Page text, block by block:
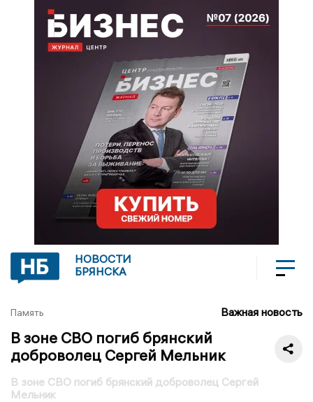
НОВОСТИ
БРЯНСКА
Память Важная новость
В зоне СВО погиб брянский
доброволец Сергей Мельник
В зоне СВО погиб брянский доброволец Сергей
Мельник